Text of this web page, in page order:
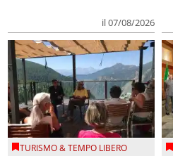
il 07/08/2026
TURISMO & TEMPO LIBERO